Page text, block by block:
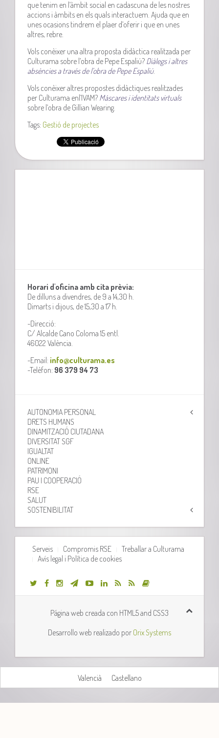
que tenim en l’àmbit social en cadascuna de les nostres
accions i àmbits en els quals interactuem. Ajuda que en
unes ocasions tindrem el plaer d’oferir i que en unes
altres, rebre.
Vols conèixer una altra proposta didàctica realitzada per
Culturama sobre l’obra de Pepe Espaliú? Diàlegs i altres
absències a través de l’obra de Pepe Espaliú.
Vols conèixer altres propostes didàctiques realitzades
per Culturama enl’IVAM? Màscares i identitats virtuals
sobre l’obra de Gillian Wearing.
Tags: Gestió de projectes
Horari d'oficina amb cita prèvia:
De dilluns a divendres, de 9 a 14,30 h.
Dimarts i dijous, de 15,30 a 17 h.
-Direcció:
C/ Alcalde Cano Coloma 15 entl.
46022 València.
-Email: info@culturama.es
-Telèfon: 96 379 94 73
AUTONOMIA PERSONAL
DRETS HUMANS
DINAMITZACIÓ CIUTADANA
DIVERSITAT SGF
IGUALTAT
ONLINE
PATRIMONI
PAU I COOPERACIÓ
RSE
SALUT
SOSTENIBILITAT
Serveis Compromis RSE
Treballar a Culturama
Avís legal i Política de cookies
Página web creada con HTML5 and CSS3
Desarrollo web realizado por Orix Systems
Valencià Castellano